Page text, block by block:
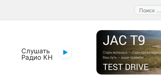
Поиск:
Слушать
Радио КН